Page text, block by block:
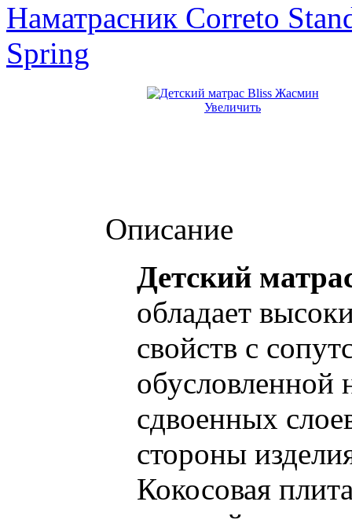
Наматрасник Correto
Spring
Увеличить
Описание
Детский
обладает
свойств с
сдвоенных
стороны
Кокосовая